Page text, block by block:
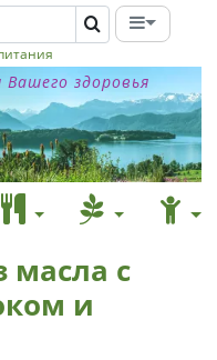
здоровья
масла с
и